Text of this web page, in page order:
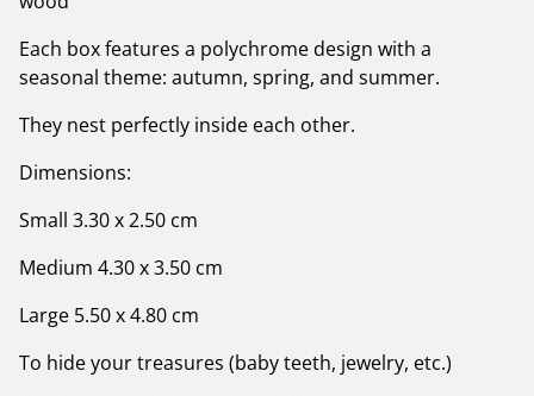
Each box features a polychrome design with a
seasonal theme: autumn, spring, and summer.
They nest perfectly inside each other.
Dimensions:
Small 3.30 x 2.50 cm
Medium 4.30 x 3.50 cm
Large 5.50 x 4.80 cm
To hide your treasures (baby teeth, jewelry, etc.)